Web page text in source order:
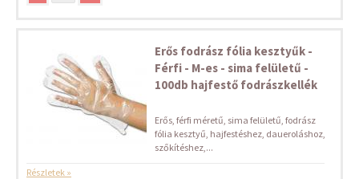
Erős fodrász fólia kesztyűk -
Férfi - M-es - sima felületű -
100db hajfestő fodrászkellék
Erős, férfi méretű, sima felületű, fodrász
fólia kesztyű, hajfestéshez, daueroláshoz,
szőkítéshez,...
Részletek »